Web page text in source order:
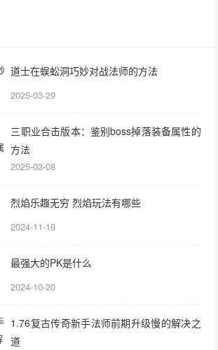
道士在蜈蚣洞巧妙对战法师的方法
2025-03-29
三职业合击版本：鉴别boss掉落装备属性的
方法
2025-03-08
烈焰乐趣无穷 烈焰玩法有哪些
2024-11-19
最强大的PK是什么
2024-10-20
1.76复古传奇新手法师前期升级慢的解决之
道